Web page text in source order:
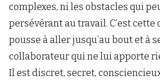
complexes, ni les obstacles qui
persévérant au travail. C’est
pousse à aller jusqu’au bout et à
collaborateur qui ne lui apporte
Il est discret, secret,